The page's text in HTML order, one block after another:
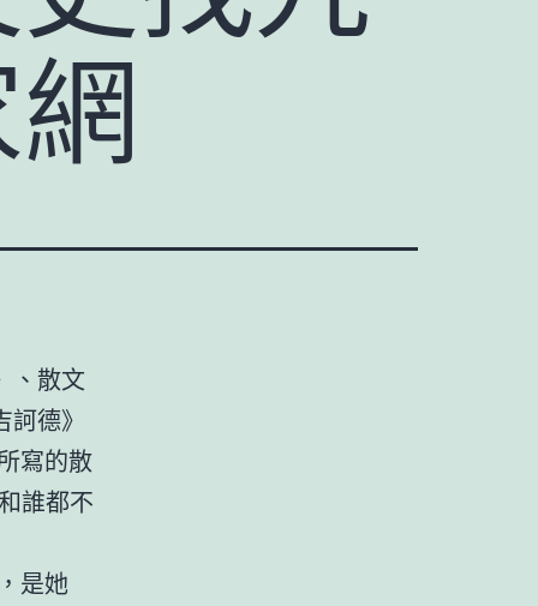
、散文
德》
寫的散
誰都不
是她